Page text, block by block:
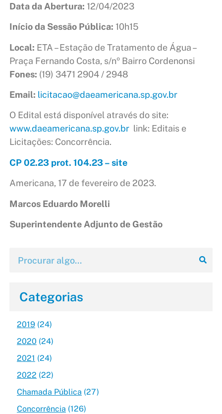
Data da Abertura: 12/04/2023
Início da Sessão Pública: 10h15
Local: ETA – Estação de Tratamento de Água –
Praça Fernando Costa, s/nº Bairro Cordenonsi
Fones: (19) 3471 2904 / 2948
Email: licitacao@daeamericana.sp.gov.br
O Edital está disponível através do site:
www.daeamericana.sp.gov.brlink: Editais e
Licitações: Concorrência.
CP 02.23 prot. 104.23 – site
Americana, 17 de fevereiro de 2023.
Marcos Eduardo Morelli
Superintendente Adjunto de Gestão
Categorias
2019(24)
2020 (24)
2021 (24)
2022 (22)
Chamada Pública (27)
Concorrência (126)